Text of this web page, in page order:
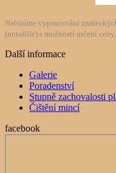
Nabízíme vypracování
(notafilie) s možností určení
Další informace
Galerie
Poradenství
Stupně zachovalosti
Čištění mincí
facebook